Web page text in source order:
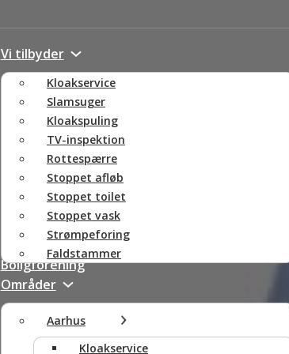
Vi tilbyder
Kloakservice
Slamsuger
Kloakspuling
TV-inspektion
Rottespærre
Stoppet afløb
Stoppet toilet
Stoppet vask
Strømpeforing
Faldstammer
Boligforening
Områder
Aarhus
Kloakservice